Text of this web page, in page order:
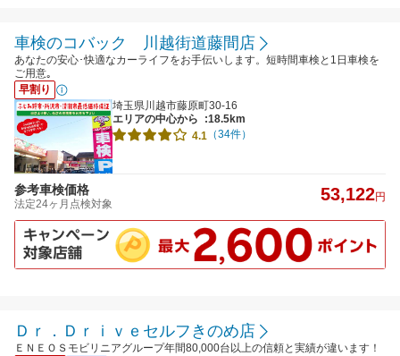
車検のコバック 川越街道藤間店
あなたの安心･快適なカーライフをお手伝いします。短時間車検と1日車検を
ご用意｡
早割り
埼玉県川越市藤原町30-16
エリアの中心から
:18.5km
4.1 （34件）
参考車検価格
法定24ヶ月点検対象 53,122円
Ｄｒ．Ｄｒｉｖｅセルフきのめ店
ＥＮＥＯＳモビリニアグループ年間80,000台以上の信頼と実績が違います！